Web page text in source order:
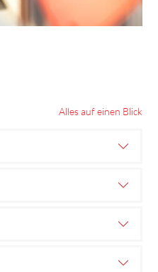
Alles auf einen Blick